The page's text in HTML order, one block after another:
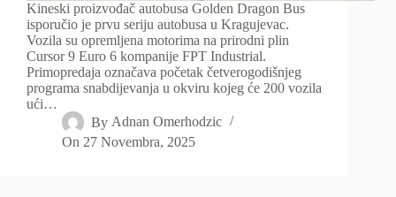
Kineski proizvođač autobusa Golden Dragon Bus
isporučio je prvu seriju autobusa u Kragujevac.
Vozila su opremljena motorima na prirodni plin
Cursor 9 Euro 6 kompanije FPT Industrial.
Primopredaja označava početak četverogodišnjeg
programa snabdijevanja u okviru kojeg će 200 vozila
ući…
By Adnan Omerhodzic
On 27 Novembra, 2025